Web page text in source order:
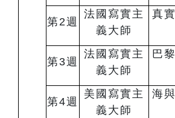
第2週
法國寫實主
義⼤師
真
第3週
法國寫實主
義⼤師
巴
第4週
美國寫實主
義⼤師
海